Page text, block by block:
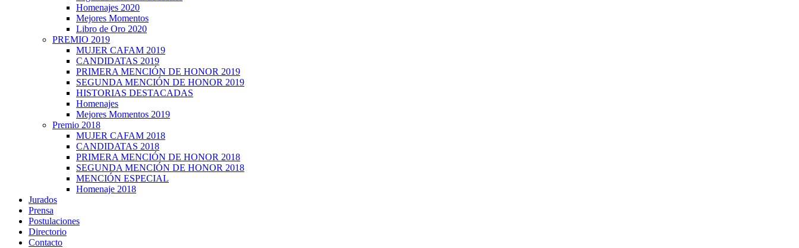
Homenajes 2020
Mejores Momentos
Libro de Oro 2020
PREMIO 2019
MUJER CAFAM 2019
CANDIDATAS 2019
PRIMERA MENCIÓN DE HONOR 2019
SEGUNDA MENCIÓN DE HONOR 2019
HISTORIAS DESTACADAS
Homenajes
Mejores Momentos 2019
Premio 2018
MUJER CAFAM 2018
CANDIDATAS 2018
PRIMERA MENCIÓN DE HONOR 2018
SEGUNDA MENCIÓN DE HONOR 2018
MENCIÓN ESPECIAL
Homenaje 2018
Jurados
Prensa
Postulaciones
Directorio
Contacto